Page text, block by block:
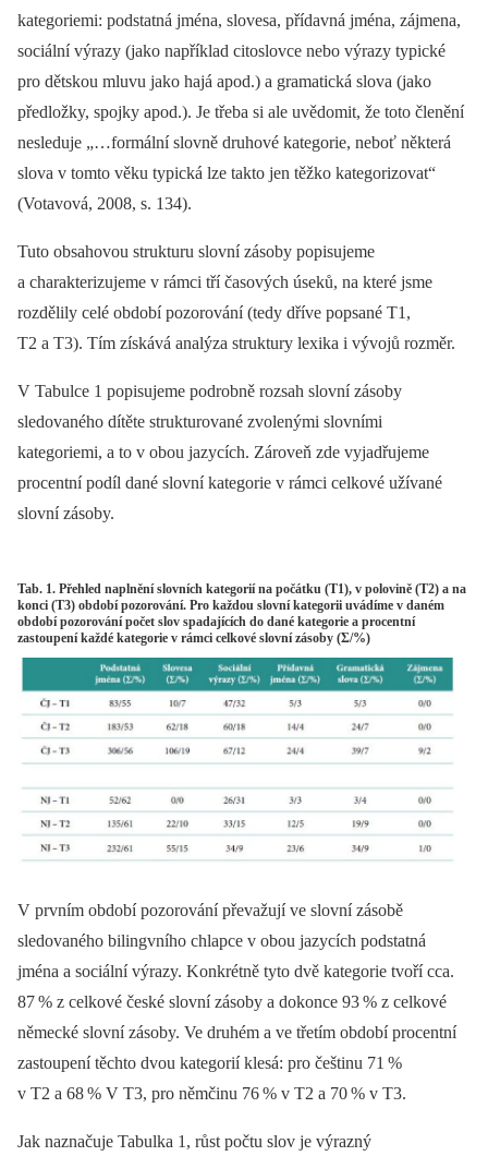
kategoriemi: podstatná jména, slovesa, přídavná jména, zájmena,
sociální výrazy (jako například citoslovce nebo výrazy typické
pro dětskou mluvu jako hajá apod.) a gramatická slova (jako
předložky, spojky apod.). Je třeba si ale uvědomit, že toto členění
nesleduje „…formální slovně druhové kategorie, neboť některá
slova v tomto věku typická lze takto jen těžko kategorizovat“
(Votavová, 2008, s. 134).
Tuto obsahovou strukturu slovní zásoby popisujeme
a charakterizujeme v rámci tří časových úseků, na které jsme
rozdělily celé období pozorování (tedy dříve popsané T1,
T2 a T3). Tím získává analýza struktury lexika i vývojů rozměr.
V Tabulce 1 popisujeme podrobně rozsah slovní zásoby
sledovaného dítěte strukturované zvolenými slovními
kategoriemi, a to v obou jazycích. Zároveň zde vyjadřujeme
procentní podíl dané slovní kategorie v rámci celkové užívané
slovní zásoby.
Tab. 1. Přehled naplnění slovních kategorií na počátku (T1), v polovině (T2) a na
konci (T3) období pozorování. Pro každou slovní kategorii uvádíme v daném
období pozorování počet slov spadajících do dané kategorie a procentní
zastoupení každé kategorie v rámci celkové slovní zásoby (Σ/%)
V prvním období pozorování převažují ve slovní zásobě
sledovaného bilingvního chlapce v obou jazycích podstatná
jména a sociální výrazy. Konkrétně tyto dvě kategorie tvoří cca.
87% z celkové české slovní zásoby a dokonce 93% z celkové
německé slovní zásoby. Ve druhém a ve třetím období procentní
zastoupení těchto dvou kategorií klesá: pro češtinu 71 %
v T2 a 68% V T3, pro němčinu 76% v T2 a 70% v T3.
Jak naznačuje Tabulka 1, růst počtu slov je výrazný